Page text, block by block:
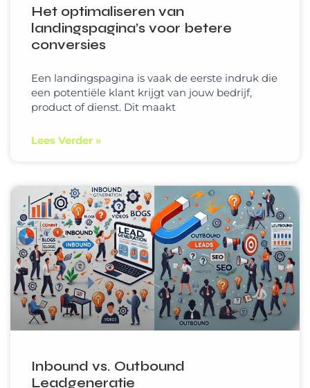
Het optimaliseren van
landingspagina’s voor betere
conversies
Een landingspagina is vaak de eerste indruk die
een potentiële klant krijgt van jouw bedrijf,
product of dienst. Dit maakt
Lees Verder »
Inbound vs. Outbound
Leadgeneratie